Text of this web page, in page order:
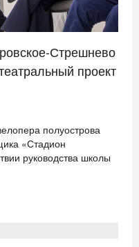
Стрешнево
проект
полуострова
«Стадион
руководства школы